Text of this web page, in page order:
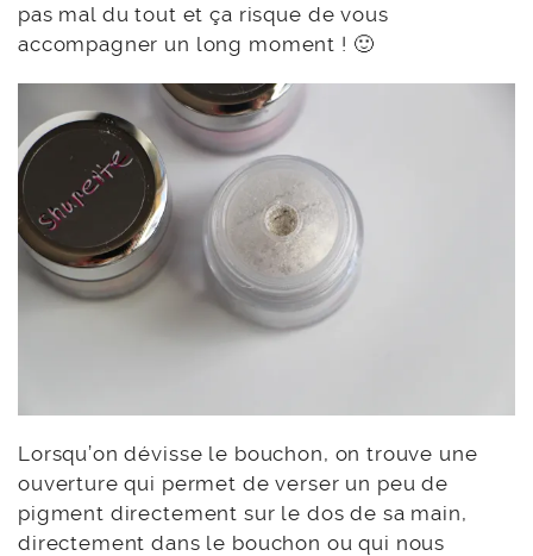
pas mal du tout et ça risque de vous
accompagner un long moment ! 🙂
Lorsqu’on dévisse le bouchon, on trouve une
ouverture qui permet de verser un peu de
pigment directement sur le dos de sa main,
directement dans le bouchon ou qui nous